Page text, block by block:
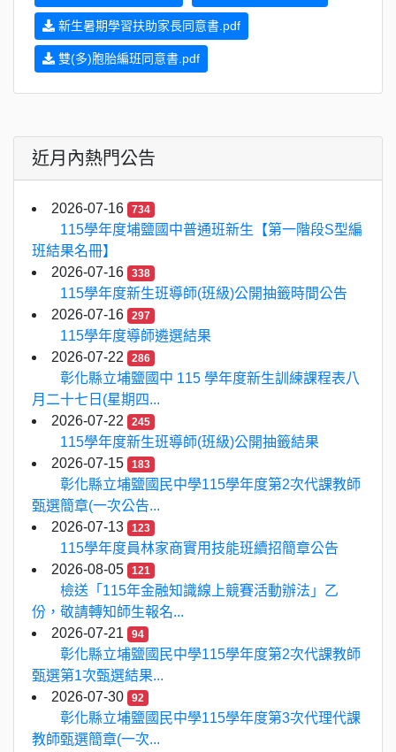
新生暑期學習扶助家長同意書.pdf
雙(多)胞胎編班同意書.pdf
近月內熱門公告
2026-07-16 734
115學年度埔鹽國中普通班新生【第一階段S型編
班結果名冊】
2026-07-16
338
115學年度新生班導師(班級)公開抽籤時間公告
2026-07-16
297
115學年度導師遴選結果
2026-07-22
286
彰化縣立埔鹽國中 115 學年度新生訓練課程表八
月二十七日(星期四...
2026-07-22
245
115學年度新生班導師(班級)公開抽籤結果
2026-07-15
183
彰化縣立埔鹽國民中學115學年度第2次代課教師
甄選簡章(一次公告...
2026-07-13
123
115學年度員林家商實用技能班續招簡章公告
2026-08-05
121
檢送「115年金融知識線上競賽活動辦法」乙
份，敬請轉知師生報名...
2026-07-21
94
彰化縣立埔鹽國民中學115學年度第2次代課教師
甄選第1次甄選結果...
2026-07-30
92
彰化縣立埔鹽國民中學115學年度第3次代理代課
教師甄選簡章(一次...